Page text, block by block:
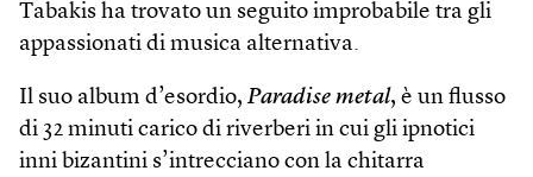
Tabakis ha trovato un seguito improbabile tra gli
appassionati di musica alternativa.
Il suo album d’esordio, Paradise metal, è un flusso
di 32 minuti carico di riverberi in cui gli ipnotici
inni bizantini s’intrecciano con la chitarra